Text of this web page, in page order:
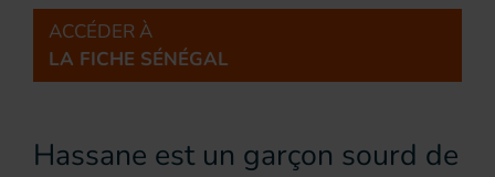
ACCÉDER À
LA FICHE SÉNÉGAL
Hassane est un garçon sourd de